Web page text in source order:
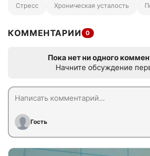
Стресс Хроническая усталость
КОММЕНТАРИИ 0
Пока нет ни одного
Начните обсуждение
Гость